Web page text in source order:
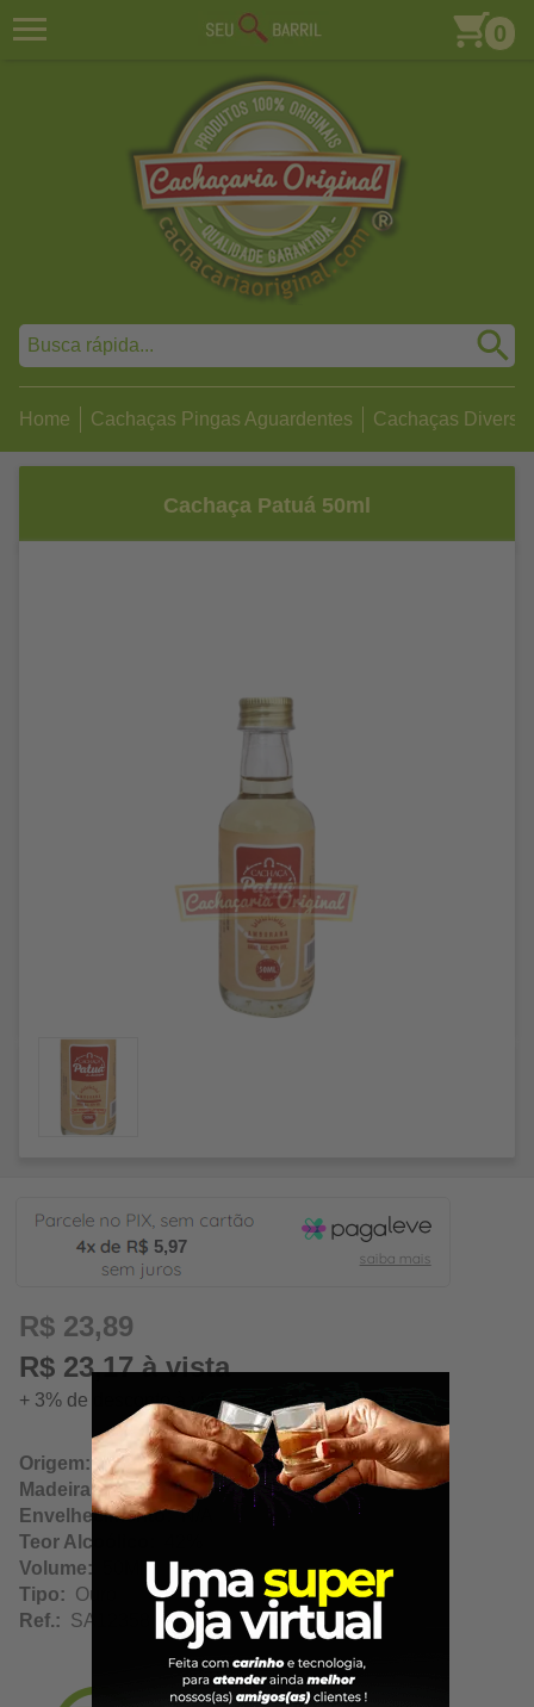
0
Home Cachaças Pingas Aguardentes Cachaças
Cachaça Patuá 50ml
5,97
R$ 23,89
R$ 23,17 à vista
+ 3% de desconto à vista. Economize: R$ 0,72
Origem: Betim / Minas Gerais
Madeira:N/A
Envelhecimento:N/A
Teor Alcoólico:
Volume:
Tipo: Ouro
Ref.: SA12358